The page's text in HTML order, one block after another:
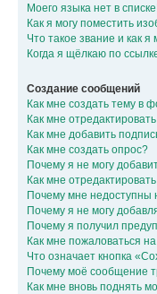
Моего языка нет в
Как я могу поместить
Что такое звание и как я
Когда я щёлкаю по
Создание сообщений
Как мне создать тему в
Как мне
Как мне добавить
Как мне создать опрос?
Почему я не могу
Как мне
Почему мне
Почему я не могу
Почему я получил
Как мне пожаловаться
Что означает кнопка
Почему моё сообщение
Как мне вновь поднять